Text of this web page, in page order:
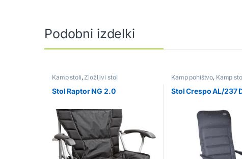
Podobni izdelki
Kamp stoli,Zložljivi stoli
Stol Raptor NG 2.0
Kamp pohištvo, Kamp
Stol Crespo AL/237